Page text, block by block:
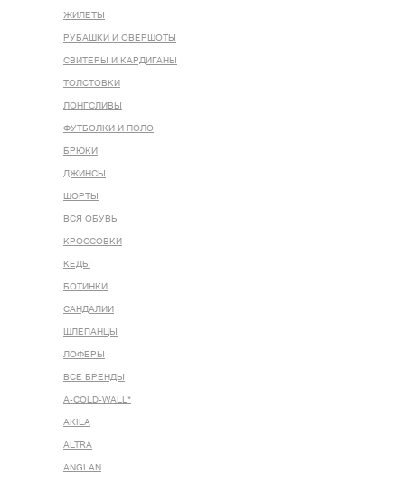
ЖИЛЕТЫ
РУБАШКИ И ОВЕРШОТЫ
СВИТЕРЫ И КАРДИГАНЫ
ТОЛСТОВКИ
ЛОНГСЛИВЫ
ФУТБОЛКИ И ПОЛО
БРЮКИ
ДЖИНСЫ
ШОРТЫ
ВСЯ ОБУВЬ
КРОССОВКИ
КЕДЫ
БОТИНКИ
САНДАЛИИ
ШЛЕПАНЦЫ
ЛОФЕРЫ
ВСЕ БРЕНДЫ
A-COLD-WALL*
AKILA
ALTRA
ANGLAN